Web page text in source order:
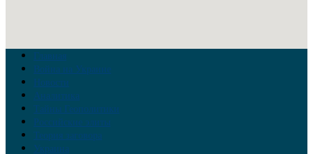
Главная
Война на Украине
Новости
Аналитика
Тайны Геополитики
Российские элиты
Теория заговора
Украина